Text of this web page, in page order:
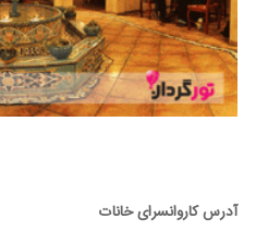
آدرس کاروانسرای خانات